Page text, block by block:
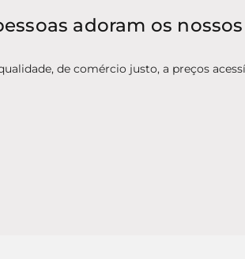
adoram os
de comércio justo, a preços